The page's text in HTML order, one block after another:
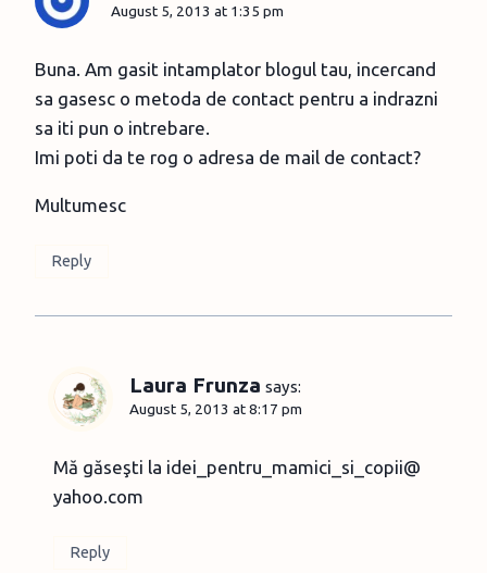
August 5, 2013 at 1:35 pm
Buna. Am gasit intamplator blogul tau, incercand
sa gasesc o metoda de contact pentru a indrazni
sa iti pun o intrebare.
Imi poti da te rog o adresa de mail de contact?
Multumesc
Reply
Laura Frunza says:
August 5, 2013 at 8:17 pm
Mă găseşti la idei_pentru_mamici_si_copii@
yahoo.com
Reply